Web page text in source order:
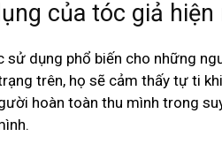
của tóc giả hiện
sử dụng phổ biến cho những
trên, họ sẽ cảm thấy tự ti
hoàn toàn thu mình trong